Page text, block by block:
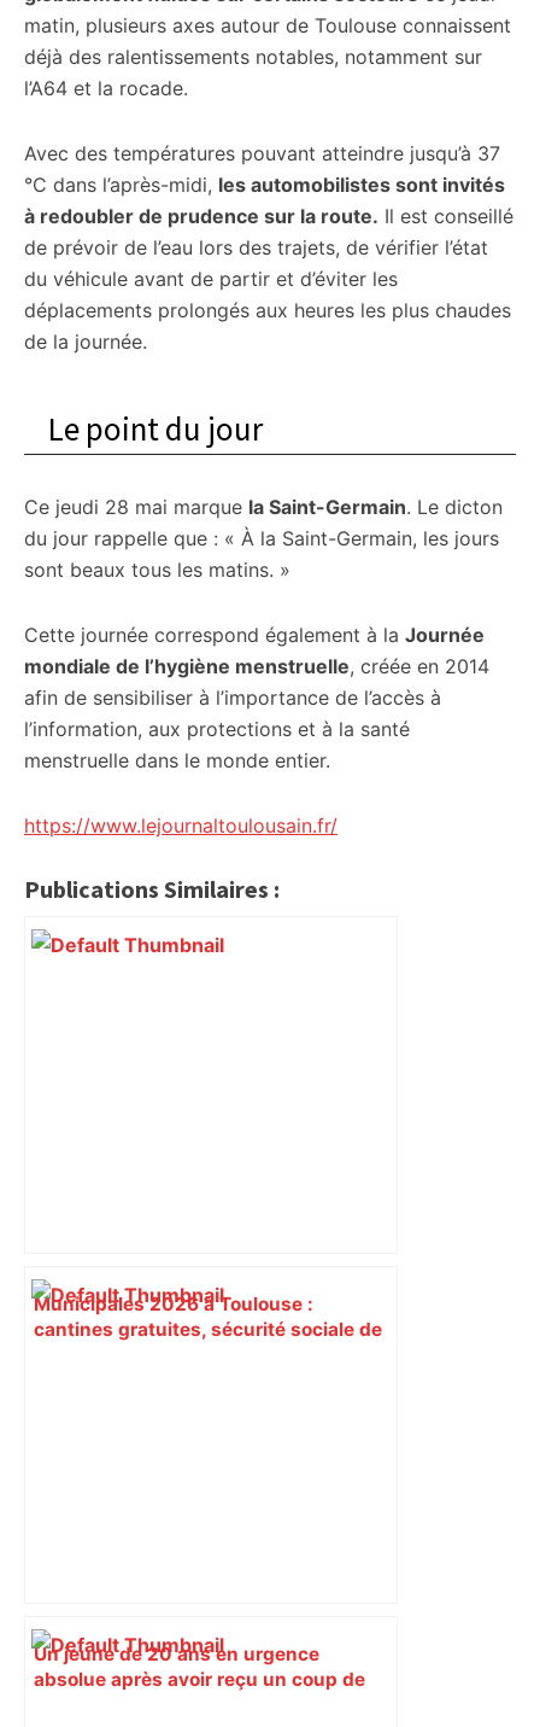
matin, plusieurs axes autour de Toulouse connaissent
déjà des ralentissements notables, notamment sur
l’A64 et la rocade.
Avec des températures pouvant atteindre jusqu’à 37
°C dans l’après-midi, les automobilistes sont invités
à redoubler de prudence sur la route. Il est conseillé
de prévoir de l’eau lors des trajets, de vérifier l’état
du véhicule avant de partir et d’éviter les
déplacements prolongés aux heures les plus chaudes
de la journée.
Le point du jour
Ce jeudi 28 mai marque la Saint-Germain. Le dicton
du jour rappelle que : « À la Saint-Germain, les jours
sont beaux tous les matins. »
Cette journée correspond également à la Journée
mondiale de l’hygiène menstruelle, créée en 2014
afin de sensibiliser à l’importance de l’accès à
l’information, aux protections et à la santé
menstruelle dans le monde entier.
https://www.lejournaltoulousain.fr/
Publications Similaires :
Municipales 2026 à Toulouse :
cantines gratuites, sécurité sociale de
Un jeune de 20 ans en urgence
absolue après avoir reçu un coup de